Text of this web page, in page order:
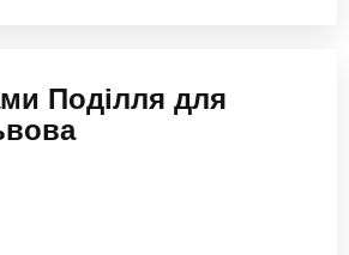
Поділля для